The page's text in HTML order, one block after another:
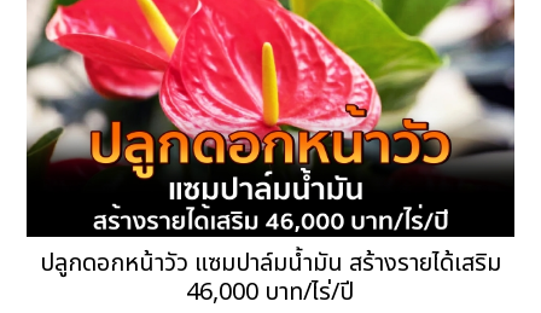
ปลูกดอกหน้าวัว แซมปาล์มน้ำมัน สร้างรายได้เสริม
46,000 บาท/ไร่/ปี